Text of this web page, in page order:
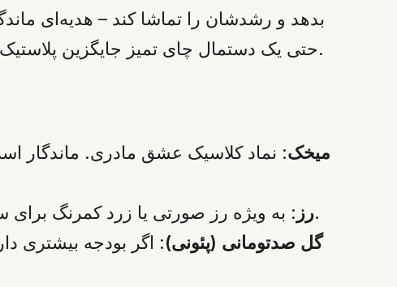
بدهد و رشدشان را تماشا کند – هدیه‌ای
حتی یک دستمال چای تمیز جایگزین پلاستیک و سلفون شده‌اند؛ هم سبزتر است و هم آن دستمال را مادر می‌تواند در خانه استفاده کند.
میخک: نماد کلاسیک عشق مادری. ماندگار
رز: به ویژه رز صورتی یا زرد کمرنگ برای سپاس از پرورش. نیمه‌باز بخرید تا در گلدان به آرامی بشکفد و هم زیبا باشد هم بادوام.
گل صدتومانی (پئونی): اگر بودجه بیشتری